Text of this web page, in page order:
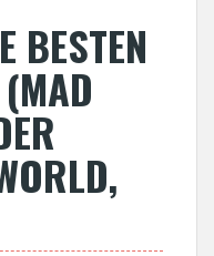
BESTEN